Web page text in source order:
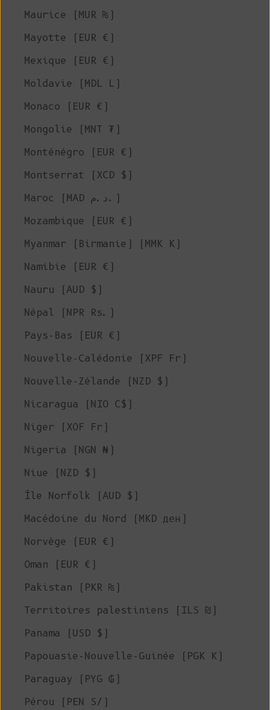
Maurice (MUR ₨)
Mayotte (EUR €)
Mexique (EUR €)
Moldavie (MDL L)
Monaco (EUR €)
Mongolie (MNT ₮)
Monténégro (EUR €)
Montserrat (XCD $)
Maroc (MAD د.م.)
Mozambique (EUR €)
Myanmar (Birmanie) (MMK K)
Namibie (EUR €)
Nauru (AUD $)
Népal (NPR Rs.)
Pays-Bas (EUR €)
Nouvelle-Calédonie (XPF Fr)
Nouvelle-Zélande (NZD $)
Nicaragua (NIO C$)
Niger (XOF Fr)
Nigeria (NGN ₦)
Niue (NZD $)
Île Norfolk (AUD $)
Macédoine du Nord (MKD ден)
Norvège (EUR €)
Oman (EUR €)
Pakistan (PKR ₨)
Territoires palestiniens (ILS ₪)
Panama (USD $)
Papouasie-Nouvelle-Guinée (PGK K)
Paraguay (PYG ₲)
Pérou (PEN S/)